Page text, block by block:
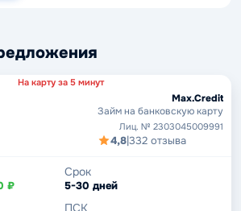
На карту за 5 минут
Max.Credit
Займ на банковскую карту
Лиц. № 2303045009991
4,8|332 отзыва
₽
Срок
5-30 дней
ПСК